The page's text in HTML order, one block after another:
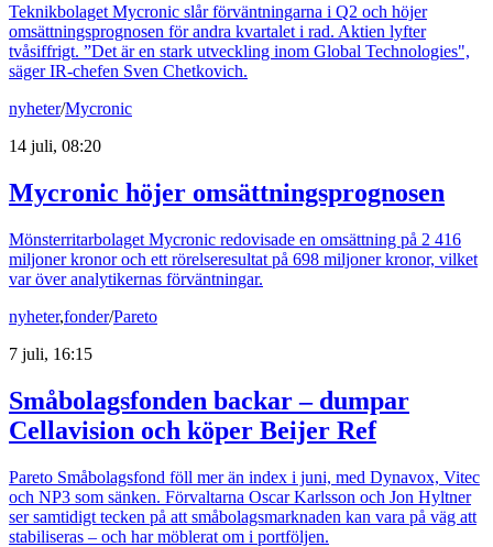
Teknikbolaget Mycronic slår förväntningarna i Q2 och höjer
omsättningsprognosen för andra kvartalet i rad. Aktien lyfter
tvåsiffrigt. ”Det är en stark utveckling inom Global Technologies",
säger IR-chefen Sven Chetkovich.
nyheter/Mycronic
14 juli, 08:20
Mycronic höjer omsättningsprognosen
Mönsterritarbolaget Mycronic redovisade en omsättning på 2 416
miljoner kronor och ett rörelseresultat på 698 miljoner kronor, vilket
var över analytikernas förväntningar.
nyheter,fonder/Pareto
7 juli, 16:15
Småbolagsfonden backar – dumpar
Cellavision och köper Beijer Ref
Pareto Småbolagsfond föll mer än index i juni, med Dynavox, Vitec
och NP3 som sänken. Förvaltarna Oscar Karlsson och Jon Hyltner
ser samtidigt tecken på att småbolagsmarknaden kan vara på väg att
stabiliseras – och har möblerat om i portföljen.